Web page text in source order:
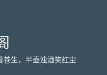
苍生，半壶浊酒笑红尘